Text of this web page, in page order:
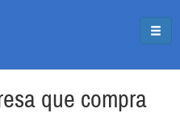
que compra